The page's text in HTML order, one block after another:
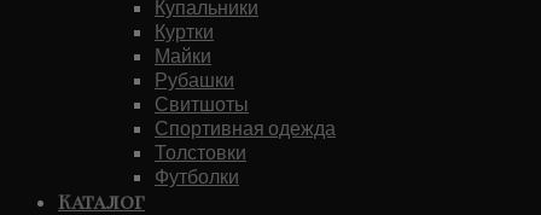
Купальники
Куртки
Майки
Рубашки
Свитшоты
Спортивная одежда
Толстовки
Футболки
Каталог